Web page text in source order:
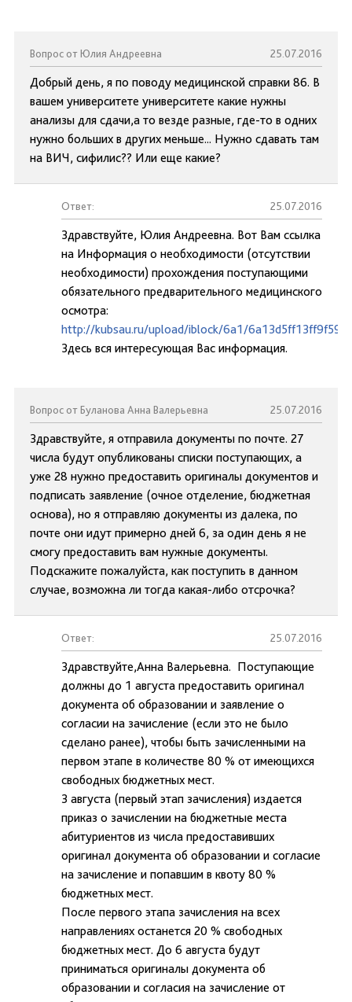
Вопрос от Юлия Андреевна 25.07.2016
Добрый день, я по поводу медицинской справки 86. В
вашем университете университете какие нужны
анализы для сдачи,а то везде разные, где-то в одних
нужно больших в других меньше... Нужно сдавать там
на ВИЧ, сифилис?? Или еще какие?
Ответ: 25.07.2016
Здравствуйте, Юлия Андреевна. Вот Вам ссылка
на Информация о необходимости (отсутствии
необходимости) прохождения поступающими
обязательного предварительного медицинского
осмотра:
http://kubsau.ru/upload/iblock/6a1/
Здесь вся интересующая Вас информация.
Вопрос от Буланова Анна Валерьевна 25.07.2016
Здравствуйте, я отправила документы по почте. 27
числа будут опубликованы списки поступающих, а
уже 28 нужно предоставить оригиналы документов и
подписать заявление (очное отделение, бюджетная
основа), но я отправляю документы из далека, по
почте они идут примерно дней 6, за один день я не
смогу предоставить вам нужные документы.
Подскажите пожалуйста, как поступить в данном
случае, возможна ли тогда какая-либо отсрочка?
Ответ: 25.07.2016
Здравствуйте,Анна Валерьевна. Поступающие
должны до 1 августа предоставить оригинал
документа об образовании и заявление о
согласии на зачисление (если это не было
сделано ранее), чтобы быть зачисленными на
первом этапе в количестве 80 % от имеющихся
свободных бюджетных мест.
3 августа (первый этап зачисления) издается
приказ о зачислении на бюджетные места
абитуриентов из числа предоставивших
оригинал документа об образовании и согласие
на зачисление и попавшим в квоту 80 %
бюджетных мест.
После первого этапа зачисления на всех
направлениях останется 20 % свободных
бюджетных мест. До 6 августа будут
приниматься оригиналы документа об
образовании и согласия на зачисление от